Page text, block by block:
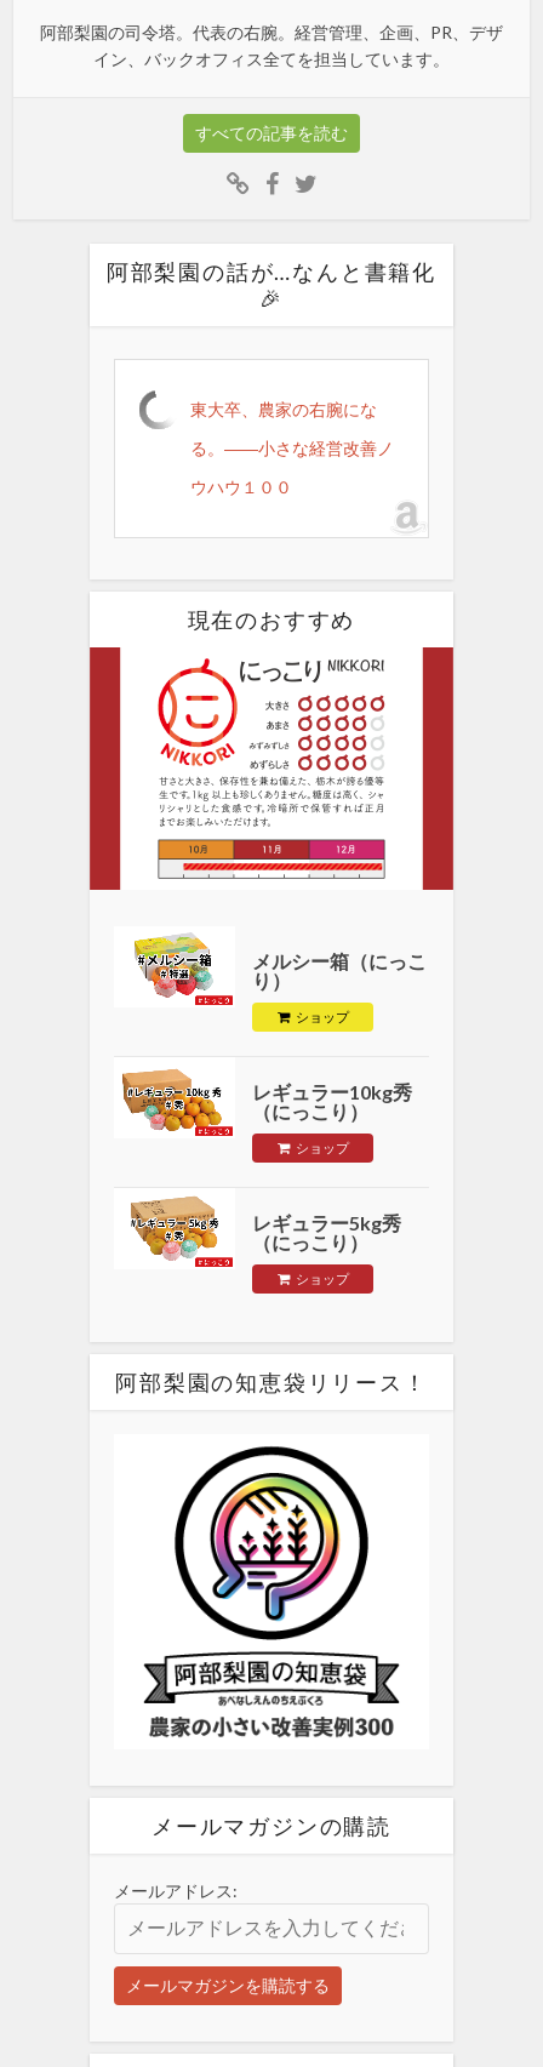
阿部梨園の司令塔。代表の右腕。経営管理、企画、PR、デザ
イン、バックオフィス全てを担当しています。
すべての記事を読む
阿部梨園の話が…なんと書籍化
🎉
東大卒、農家の右腕にな
る。――小さな経営改善ノ
ウハウ１００
現在のおすすめ
メルシー箱（にっこ
り）
ショップ
レギュラー10kg秀
（にっこり）
ショップ
レギュラー5kg秀
（にっこり）
ショップ
阿部梨園の知恵袋リリース！
メールマガジンの購読
メールアドレス: